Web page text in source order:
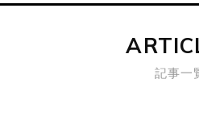
記事一